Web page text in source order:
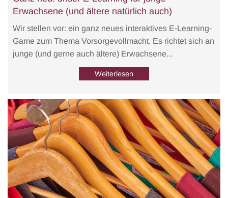
Erwachsene (und ältere natürlich auch)
Wir stellen vor: ein ganz neues interaktives E-Learning-
Game zum Thema Vorsorgevollmacht. Es richtet sich an
junge (und gerne auch ältere) Erwachsene...
Weiterlesen